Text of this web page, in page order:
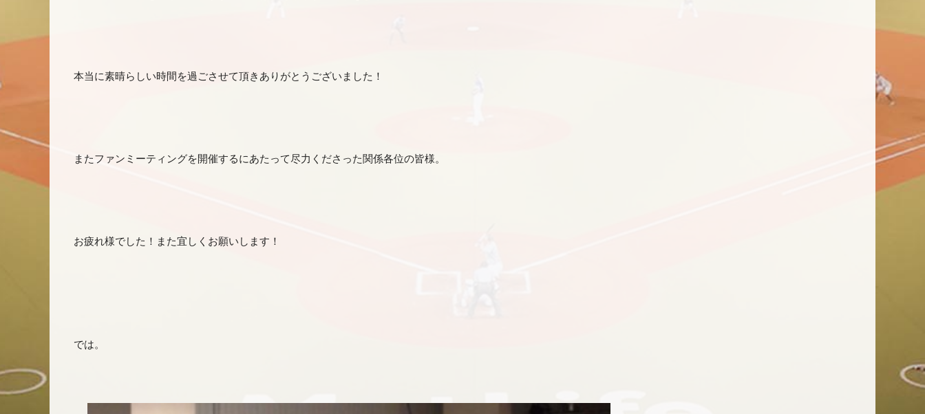
本当に素晴らしい時間を過ごさせて頂きありがとうございました！
またファンミーティングを開催するにあたって尽力くださった関係各位の皆様。
お疲れ様でした！また宜しくお願いします！
では。